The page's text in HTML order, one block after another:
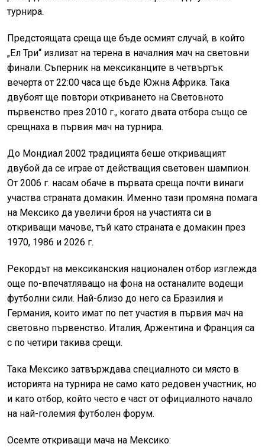
турнира.
Предстоящата среща ще бъде осмият случай, в който
„Ел Три“ излизат на терена в началния мач на световни
финали. Съперник на мексиканците в четвъртък
вечерта от 22:00 часа ще бъде Южна Африка. Така
двубоят ще повтори откриването на Световното
първенство през 2010 г., когато двата отбора също се
срещнаха в първия мач на турнира.
До Мондиал 2002 традицията беше откриващият
двубой да се играе от действащия световен шампион.
От 2006 г. насам обаче в първата среща почти винаги
участва страната домакин. Именно тази промяна помага
на Мексико да увеличи броя на участията си в
откриващи мачове, тъй като страната е домакин през
1970, 1986 и 2026 г.
Рекордът на мексиканския национален отбор изглежда
още по-впечатляващо на фона на останалите водещи
футболни сили. Най-близо до него са Бразилия и
Германия, които имат по пет участия в първия мач на
световно първенство. Италия, Аржентина и Франция са
с по четири такива срещи.
Така Мексико затвърждава специалното си място в
историята на турнира не само като редовен участник, но
и като отбор, който често е част от официалното начало
на най-големия футболен форум.
Осемте откриващи мача на Мексико: